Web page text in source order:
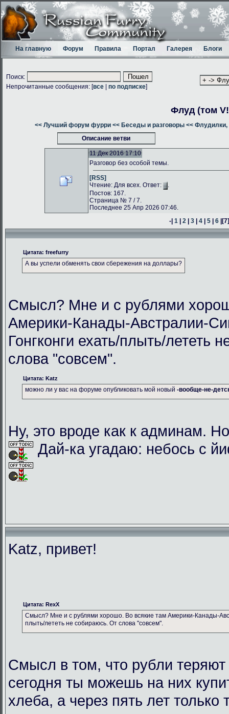
На главную Форум Правила Портал Галерея Блоги
Поиск:
Непрочитанные сообщения: [все по подписке]
Флуд (том
<< Лучший форум фурри << Беседы и разговоры << Флудилки,
Описание ветви
11 Дек 2016 17:10
Разговор без особой темы.
[RSS]
Чтение: Для всех. Ответ:
.
Постов: 167.
Страница № 7 / 7.
Последнее 25 Апр 2026 07:46.
-|1 |2 |3 |4 |5 |6 |
Цитата: freefurry
А вы успели обменять свои сбережения на доллары?
Смысл? Мне и с рублями
Америки-Канады-Австралии-
Гонгконги ехать/плыть/лететь
слова "совсем".
Цитата: Katz
можно ли у вас на форуме опубликовать мой новый -вообще-не-
Ну, это вроде как к админам.
Дай-ка угадаю: небось с
Katz, привет!
Цитата: RexX
Смысл? Мне и с рублями хорошо. Во всякие там Америки-Канады-
плыть/лететь не собираюсь. От слова "совсем".
Смысл в том, что рубли теряют
сегодня ты можешь на них
хлеба, а через пять лет только